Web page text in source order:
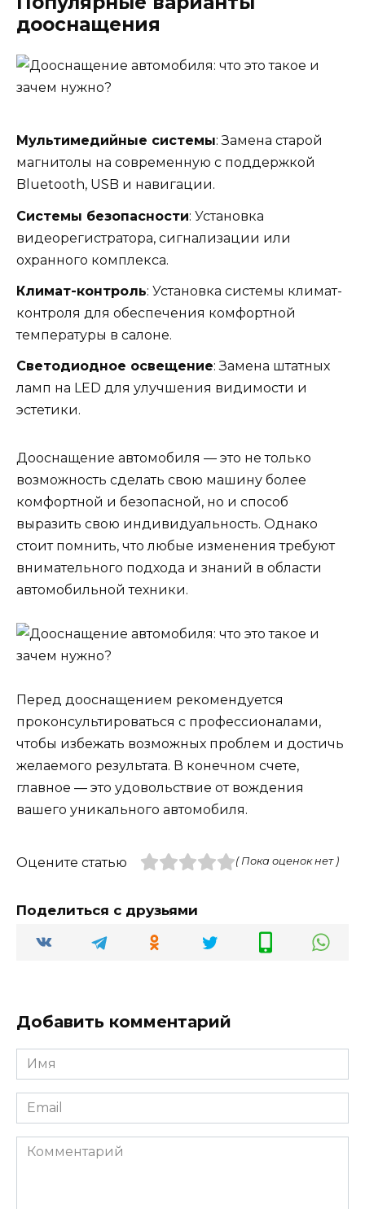
дооснащения
Мультимедийные системы: Замена старой
магнитолы на современную с поддержкой
Bluetooth, USB и навигации.
Системы безопасности: Установка
видеорегистратора, сигнализации или
охранного комплекса.
Климат-контроль: Установка системы климат-
контроля для обеспечения комфортной
температуры в салоне.
Светодиодное освещение: Замена штатных
ламп на LED для улучшения видимости и
эстетики.
Дооснащение автомобиля — это не только
возможность сделать свою машину более
комфортной и безопасной, но и способ
выразить свою индивидуальность. Однако
стоит помнить, что любые изменения требуют
внимательного подхода и знаний в области
автомобильной техники.
Перед дооснащением рекомендуется
проконсультироваться с профессионалами,
чтобы избежать возможных проблем и достичь
желаемого результата. В конечном счете,
главное — это удовольствие от вождения
вашего уникального автомобиля.
Оцените статью ( Пока оценок нет )
Поделиться с друзьями
Добавить комментарий
Имя
*
Email
*
Комментарий